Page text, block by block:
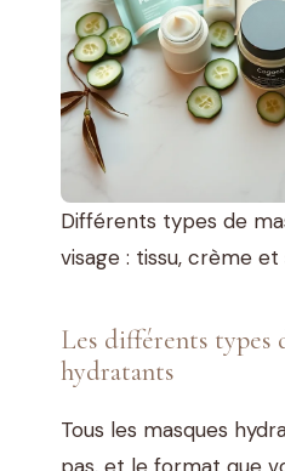
Différents types de
visage : tissu, crème
Les différents types
hydratants
Tous les masques